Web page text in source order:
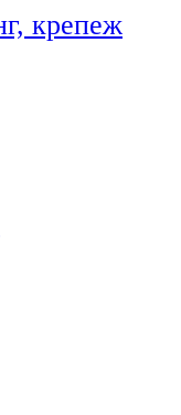
крепеж